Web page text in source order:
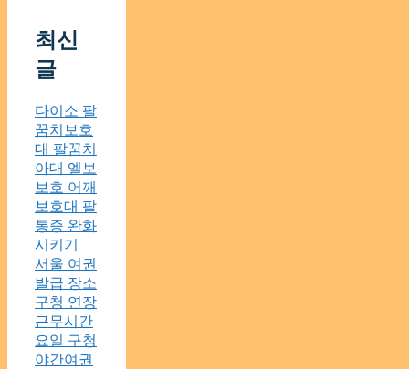
최신
글
다이소 팔
꿈치보호
대 팔꿈치
아대 엘보
보호 어깨
보호대 팔
통증 완화
시키기
서울 여권
발급 장소
구청 연장
근무시간
요일 구청
야간여권